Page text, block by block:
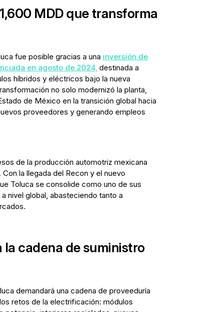
MDD que transforma
fue posible gracias a una inversión de
en agosto de 2024,destinada a
híbridos y eléctricos bajo la nueva
no solo modernizó la planta,
de México en la transición global hacia
proveedores y generando empleos
de la producción automotriz mexicana
la llegada del Recon y el nuevo
Toluca se consolide como uno de sus
nivel global, abasteciendo tanto a
la cadena de suministro
demandará una cadena de proveeduría
retos de la electrificación: módulos